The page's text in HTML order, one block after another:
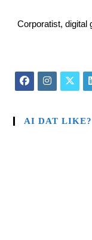
Corporatist, digital
AI DAT LIKE?